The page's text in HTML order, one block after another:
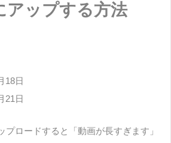
アップする方法
18日
21日
プロードすると「動画が長すぎます」